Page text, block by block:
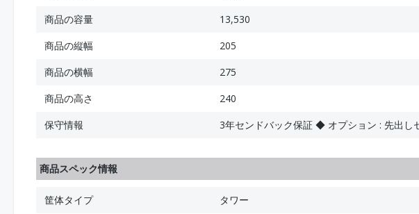
商品の容量
13,530
商品の縦幅
205
商品の横幅
275
商品の高さ
240
保守情報
3年センドバック保証 ◆ オプション : 先出し
商品スペック情報
筐体タイプ
タワー